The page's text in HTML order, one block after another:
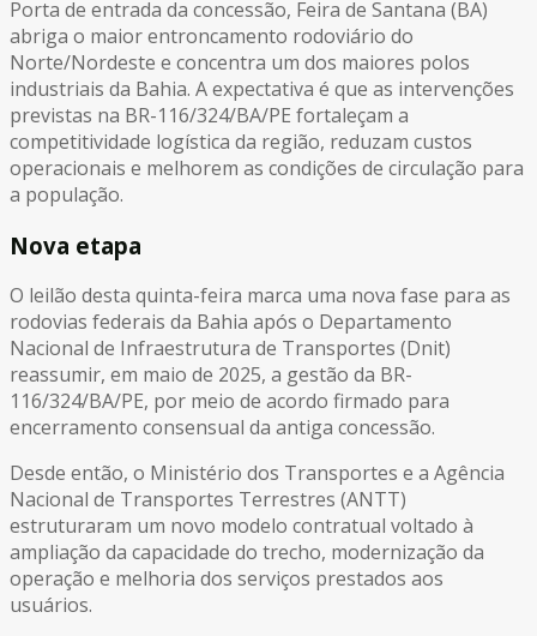
Porta de entrada da concessão, Feira de Santana (BA)
abriga o maior entroncamento rodoviário do
Norte/Nordeste e concentra um dos maiores polos
industriais da Bahia. A expectativa é que as intervenções
previstas na BR-116/324/BA/PE fortaleçam a
competitividade logística da região, reduzam custos
operacionais e melhorem as condições de circulação para
a população.
Nova etapa
O leilão desta quinta-feira marca uma nova fase para as
rodovias federais da Bahia após o Departamento
Nacional de Infraestrutura de Transportes (Dnit)
reassumir, em maio de 2025, a gestão da BR-
116/324/BA/PE, por meio de acordo firmado para
encerramento consensual da antiga concessão.
Desde então, o Ministério dos Transportes e a Agência
Nacional de Transportes Terrestres (ANTT)
estruturaram um novo modelo contratual voltado à
ampliação da capacidade do trecho, modernização da
operação e melhoria dos serviços prestados aos
usuários.